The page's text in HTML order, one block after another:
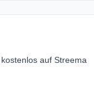
auf Streema